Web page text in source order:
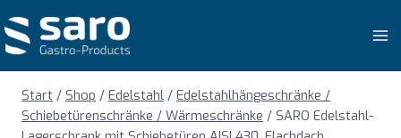
Inhalt
springen
Start / Shop / Edelstahl / Edelstahlhängeschränke /
Schiebetürenschränke / Wärmeschränke / SARO Edelstahl-